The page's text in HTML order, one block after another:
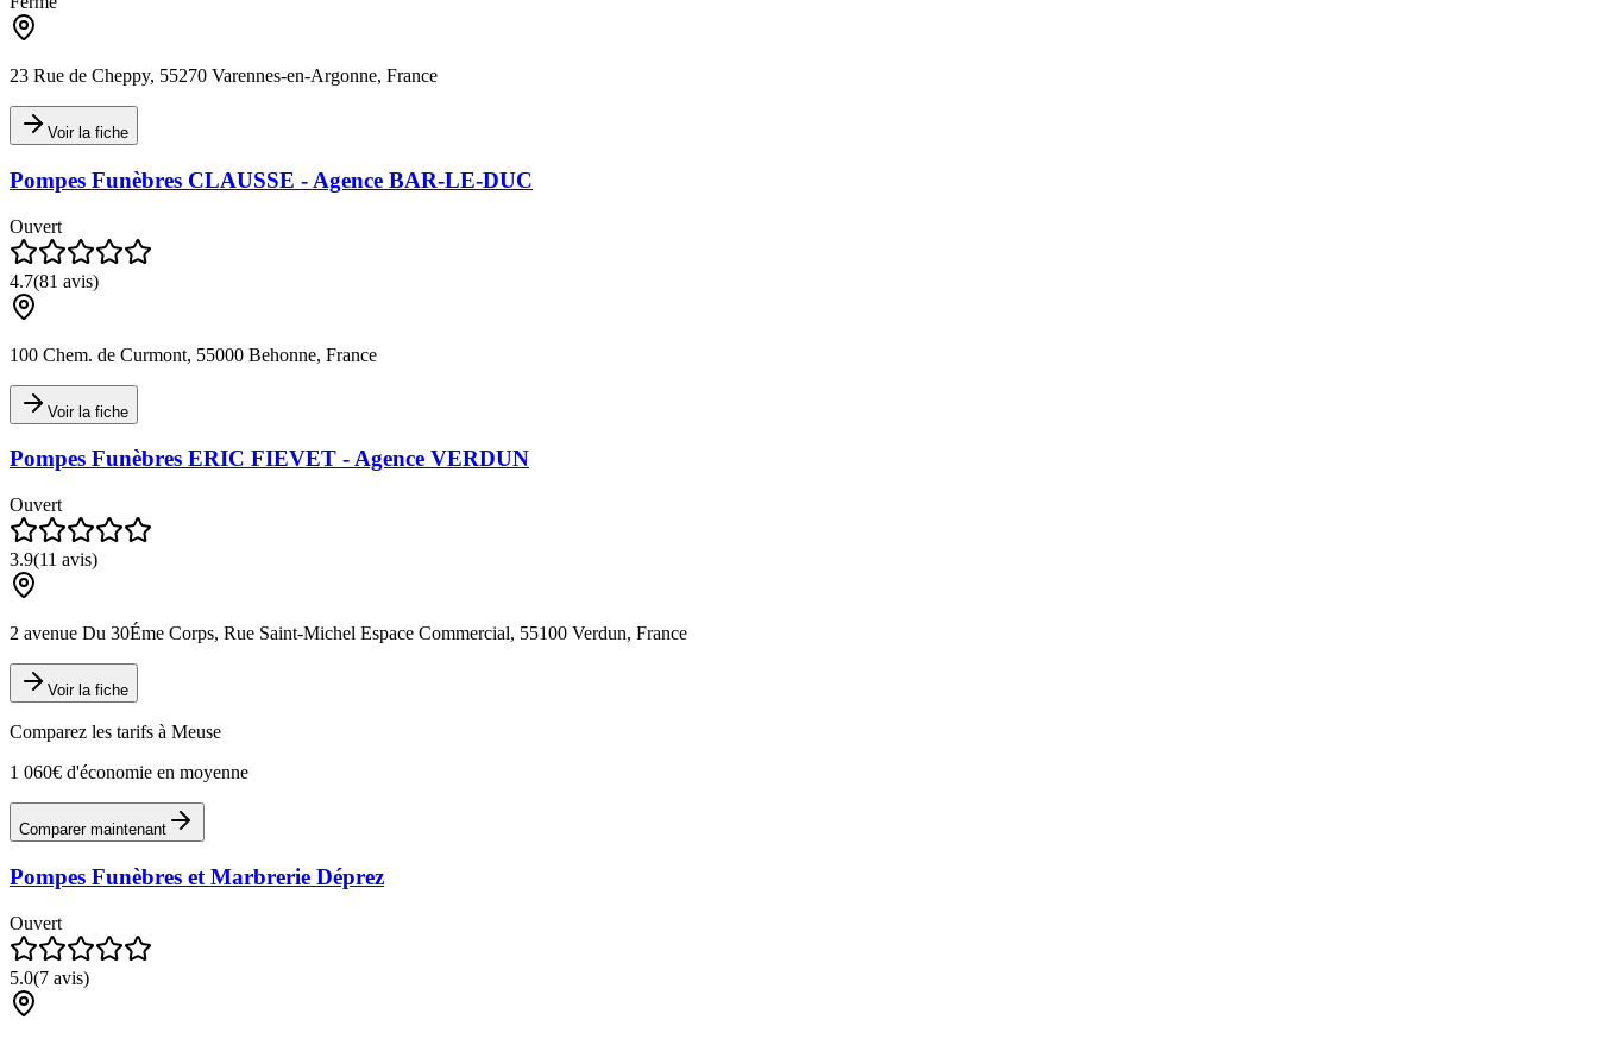
23 Rue de Cheppy, 55270 Varennes-en-Argonne, France
Voir la fiche
Pompes Funèbres CLAUSSE - Agence BAR-LE-DUC
Ouvert
4.7(81 avis)
100 Chem. de Curmont, 55000 Behonne, France
Voir la fiche
Pompes Funèbres ERIC FIEVET - Agence VERDUN
Ouvert
3.9(11 avis)
2 avenue Du 30Éme Corps, Rue Saint-Michel Espace Commercial, 55100 Verdun, France
Voir la fiche
Comparez les tarifs à Meuse
1 060€ d'économie en moyenne
Comparer maintenant
Pompes Funèbres et Marbrerie Déprez
Ouvert
5.0(7 avis)